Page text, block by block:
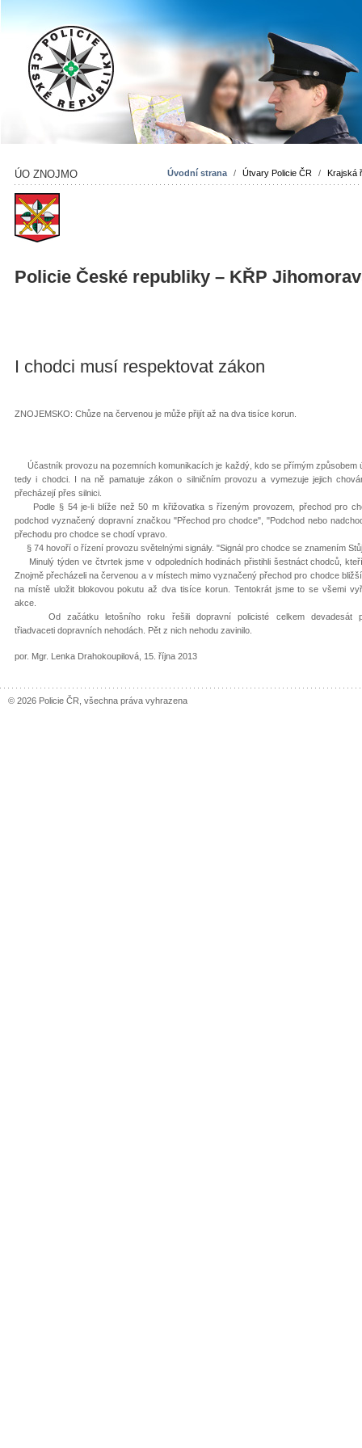
Úvodní strana / Útvary Policie ČR / Krajská
ÚO ZNOJMO
Policie České republiky – KŘP
I chodci musí respektovat zákon
ZNOJEMSKO: Chůze na červenou je může přijít až na dva tisíce korun.
Účastník provozu na pozemních komunikacích je každý, kdo se přímým způsobem
tedy i chodci. I na ně pamatuje zákon o silničním provozu a vymezuje jejich
přecházejí přes silnici.
Podle § 54 je-li blíže než 50 m křižovatka s řízeným provozem, přechod pro
podchod vyznačený dopravní značkou "Přechod pro chodce", "Podchod nebo
přechodu pro chodce se chodí vpravo.
§ 74 hovoří o řízení provozu světelnými signály. "Signál pro chodce se znamením
Minulý týden ve čtvrtek jsme v odpoledních hodinách přistihli šestnáct chodců,
Znojmě přecházeli na červenou a v místech mimo vyznačený přechod pro chodce
na místě uložit blokovou pokutu až dva tisíce korun. Tentokrát jsme to se všemi
akce.
Od začátku letošního roku řešili dopravní policisté celkem devadesát
třiadvaceti dopravních nehodách. Pět z nich nehodu zavinilo.
por. Mgr. Lenka Drahokoupilová, 15. října 2013
© 2026 Policie ČR, všechna práva vyhrazena